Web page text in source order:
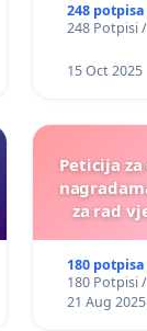
248 potpisa
248 Potpisi
15 Oct 2025
Peticija
za rad
180 potpisa
180 Potpisi
21 Aug 2025